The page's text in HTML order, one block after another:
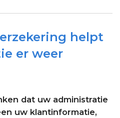
helpt
er weer
dat uw administratie
uw klantinformatie,